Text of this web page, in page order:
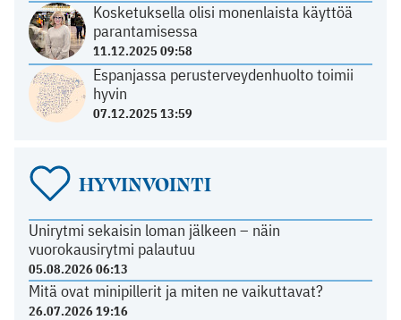
Kosketuksella olisi monenlaista käyttöä
parantamisessa
11.12.2025 09:58
Espanjassa perusterveydenhuolto toimii
hyvin
07.12.2025 13:59
HYVINVOINTI
Unirytmi sekaisin loman jälkeen – näin
vuorokausirytmi palautuu
05.08.2026 06:13
Mitä ovat minipillerit ja miten ne vaikuttavat?
26.07.2026 19:16